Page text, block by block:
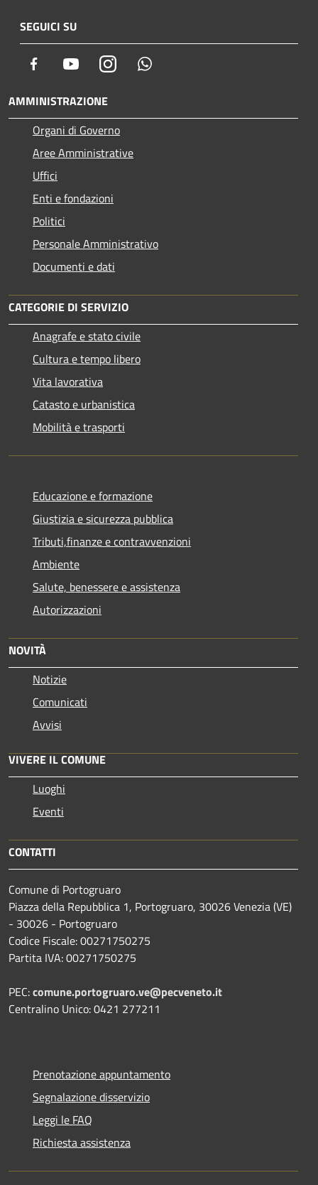
SEGUICI SU
Facebook YoutubeInstagram
AMMINISTRAZIONE
Organi di Governo
Aree Amministrative
Uffici
Enti e fondazioni
Politici
Personale Amministrativo
Documenti e dati
CATEGORIE DI SERVIZIO
Anagrafe e stato civile
Cultura e tempo libero
Vita lavorativa
Catasto e urbanistica
Mobilità e trasporti
Educazione e formazione
Giustizia e sicurezza pubblica
Tributi,finanze e contravvenzioni
Ambiente
Salute, benessere e assistenza
Autorizzazioni
NOVITÀ
Notizie
Comunicati
Avvisi
VIVERE IL COMUNE
Luoghi
Eventi
CONTATTI
Comune di Portogruaro
Piazza della Repubblica 1, Portogruaro, 30026 Venezia (VE)
- 30026 - Portogruaro
Codice Fiscale: 00271750275
Partita IVA: 00271750275
PEC:comune.portogruaro.ve@pecveneto.it
Centralino Unico: 0421 277211
Prenotazione appuntamento
Segnalazione disservizio
Leggi le FAQ
Richiesta assistenza